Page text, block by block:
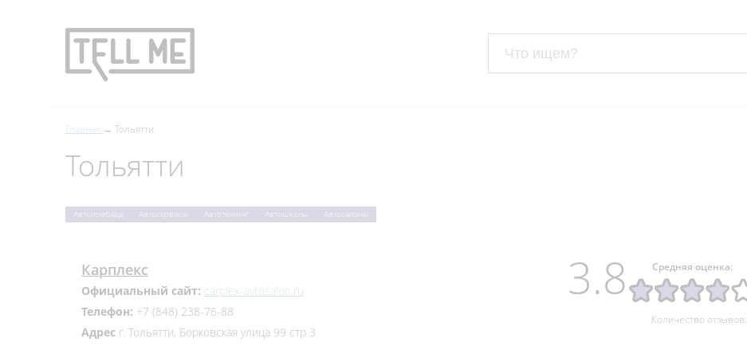
Главная Тольятти
Тольятти
Автоломбард Автосервисы Автотюнинг Автошколы Автосалоны
Средняя оценка:
3.8
Количество отзывов:
Карплекс
Официальный сайт: carplex-avtosalon.ru
Телефон: +7 (848) 238-76-88
Адрес г. Тольятти, Борковская улица 99 стр 3